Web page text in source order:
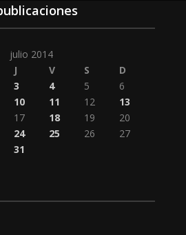
julio 2014
J V S
D
3 4 5
6
10 11 12
13
17 18 19
20
24 25 26
27
31